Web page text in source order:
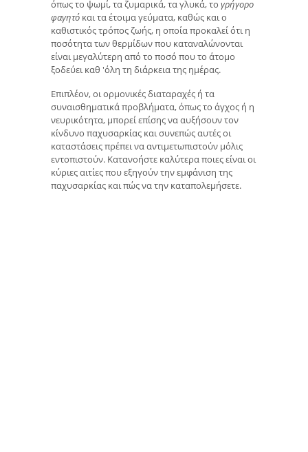
όπως το ψωμί, τα ζυμαρικά, τα γλυκά, το γρήγορο
φαγητό και τα έτοιμα γεύματα, καθώς και ο
καθιστικός τρόπος ζωής, η οποία προκαλεί ότι η
ποσότητα των θερμίδων που καταναλώνονται
είναι μεγαλύτερη από το ποσό που το άτομο
ξοδεύει καθ 'όλη τη διάρκεια της ημέρας.
Επιπλέον, οι ορμονικές διαταραχές ή τα
συναισθηματικά προβλήματα, όπως το άγχος ή η
νευρικότητα, μπορεί επίσης να αυξήσουν τον
κίνδυνο παχυσαρκίας και συνεπώς αυτές οι
καταστάσεις πρέπει να αντιμετωπιστούν μόλις
εντοπιστούν. Κατανοήστε καλύτερα ποιες είναι οι
κύριες αιτίες που εξηγούν την εμφάνιση της
παχυσαρκίας και πώς να την καταπολεμήσετε.